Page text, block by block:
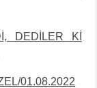
DEDİLER Kİ
01.08.2022